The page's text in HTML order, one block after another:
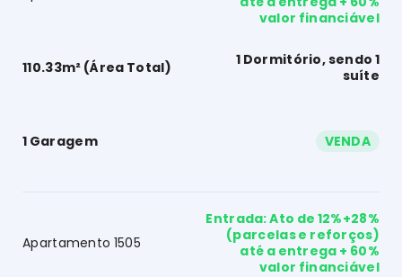
110.33m² (Área Total)
1 Dormitório, sendo 1
suíte
1 Garagem
valor financiável
VENDA
Apartamento 1505
Entrada: Ato de 12%+28%
(parcelas e reforços)
até a entrega + 60%
valor financiável